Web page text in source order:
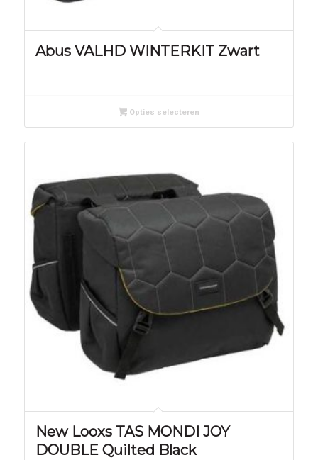
Abus VALHD WINTERKIT Zwart
Opties selecteren
New Looxs TAS MONDI JOY
DOUBLE Quilted Black